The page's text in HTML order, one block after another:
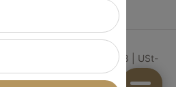
Nummer 61134368 | USt-